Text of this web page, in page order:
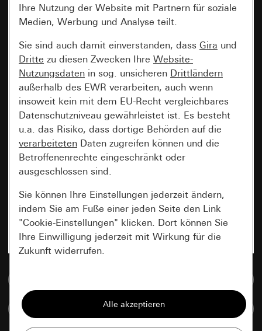
Artikel vergleichen
Ihre Nutzung der Website mit Partnern für soziale
Medien, Werbung und Analyse teilt.
Sie sind auch damit einverstanden, dass Gira und
Dritte zu diesen Zwecken Ihre Website-
Nutzungsdaten in sog. unsicheren Drittländern
außerhalb des EWR verarbeiten, auch wenn
insoweit kein mit dem EU-Recht vergleichbares
Datenschutzniveau gewährleistet ist. Es besteht
u.a. das Risiko, dass dortige Behörden auf die
verarbeiteten Daten zugreifen können und die
Betroffenenrechte eingeschränkt oder
ausgeschlossen sind.
Sie können Ihre Einstellungen jederzeit ändern,
indem Sie am Fuße einer jeden Seite den Link
"Cookie-Einstellungen" klicken. Dort können Sie
Ihre Einwilligung jederzeit mit Wirkung für die
Zukunft widerrufen.
Alle Cookies, die wir benötigen um Ihnen die
Seite anzeigen zu können.